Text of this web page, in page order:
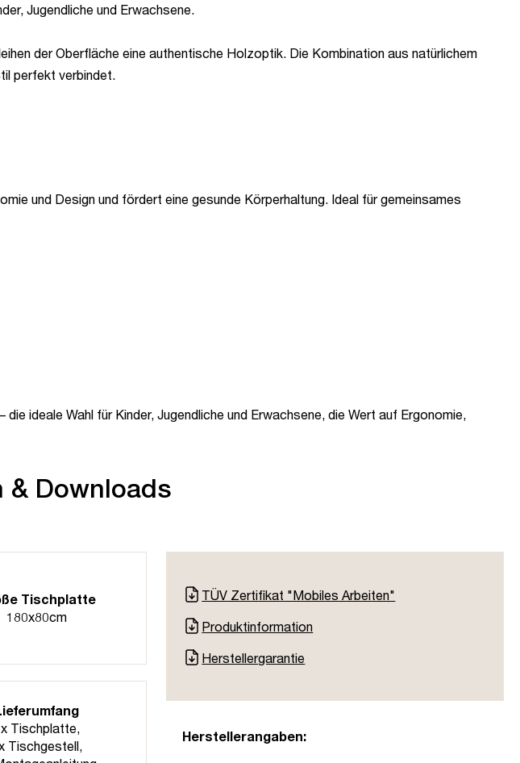
Jugendliche und Erwachsene.
der Oberfläche eine authentische Holzoptik. Die Kombination aus natürlichem
perfekt verbindet.
und Design und fördert eine gesunde Körperhaltung. Ideal für gemeinsames
– die ideale Wahl für Kinder, Jugendliche und Erwachsene, die Wert auf Ergonomie,
& Downloads
Tischplatte
180x80cm
Tischplatte,
Tischgestell,
TÜV Zertifikat "Mobiles Arbeiten"
Produktinformation
Herstellergarantie
Herstellerangaben: